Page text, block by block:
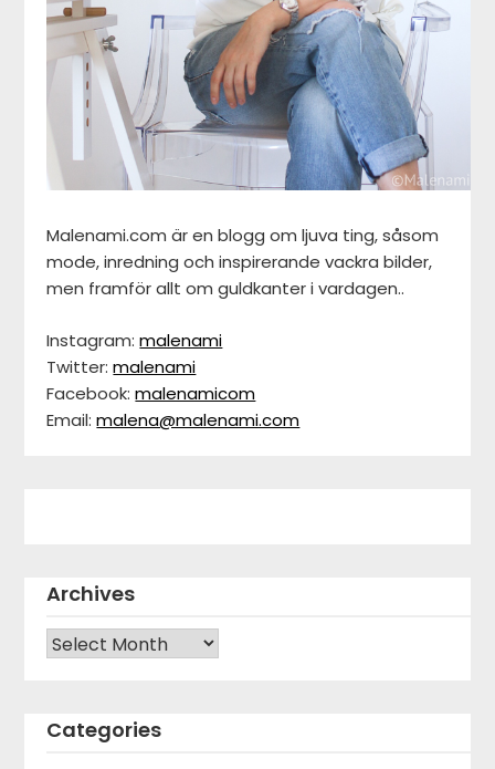
Malenami.com är en blogg om ljuva ting, såsom
mode, inredning och inspirerande vackra bilder,
men framför allt om guldkanter i vardagen..
Instagram:malenami
Twitter:malenami
Facebook:malenamicom
Email:malena@malenami.com
Archives
Archives
Categories